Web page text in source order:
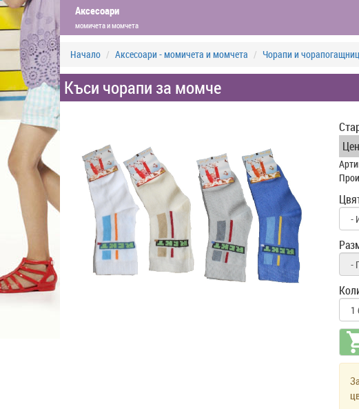
Аксесоари
момичета и момчета
Начало Аксесоари - момичета и момчета Чорапи и
Къси чорапи за момче